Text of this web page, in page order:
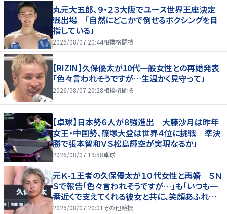
丸元大五郎、９・２３大阪でユース世界王座決定
戦出場 「自然にどこかで倒せるボクシングを目
指している」
2026/08/07 20:44相撲格闘技
【RIZIN】久保優太が10代一般女性との再婚発表
「色々言われそうですが…生温かく見守って」
2026/08/07 20:28相撲格闘技
【卓球】日本勢６人が８強進出 大藤沙月は昨年
女王・中国勢、篠塚大登は世界４位に挑戦 準決
勝で張本智和ＶＳ松島輝空が実現なるか」
2026/08/07 19:58卓球
元Ｋ-１王者の久保優太が１０代女性と再婚 ＳＮ
Ｓで報告「色々言われそうですが…」も「いつも一
番近くで支えてくれる彼女と共に、笑顔あふれる
家庭を築いていきたい」
2026/08/07 20:01 その他競技